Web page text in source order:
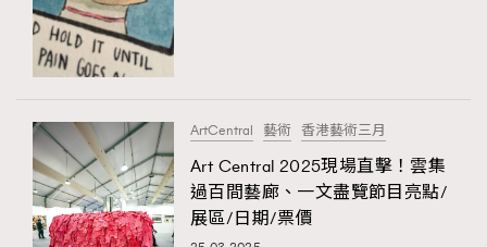
Grooming&Fitness
NoBagNoLife 349
People
TheFrenchWay 145
#FigaroIssue 專訪陳漢娜Hanna與Takuro｜模特
情侶談愛情
ArtCentral 藝術 香港藝術三月
Art Central 2025現場直擊！雲集
過百間藝廊、一文盡覽節目亮點/
展區/日期/票價